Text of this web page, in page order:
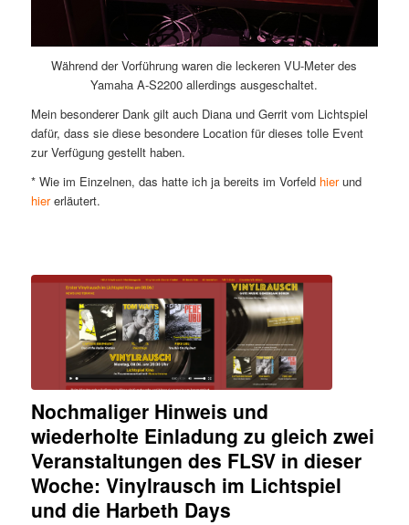
Während der Vorführung waren die leckeren VU-Meter des
Yamaha A-S2200 allerdings ausgeschaltet.
Mein besonderer Dank gilt auch Diana und Gerrit vom Lichtspiel
dafür, dass sie diese besondere Location für dieses tolle Event
zur Verfügung gestellt haben.
* Wie im Einzelnen, das hatte ich ja bereits im Vorfeld hierund
hiererläutert.
Nochmaliger Hinweis und
wiederholte Einladung zu gleich zwei
Veranstaltungen des FLSV in dieser
Woche: Vinylrausch im Lichtspiel
und die Harbeth Days